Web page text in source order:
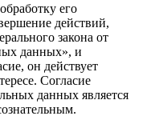
его
действий,
закона от
данных», и
он действует
Согласие
данных является